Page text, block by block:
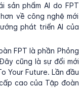
sản phẩm AI do FPT
về công nghệ mới
phát triển AI của
FPT là phần Phỏng
cũng là sự đổi mới
Your Future. Lần đầu
cao của Tập đoàn